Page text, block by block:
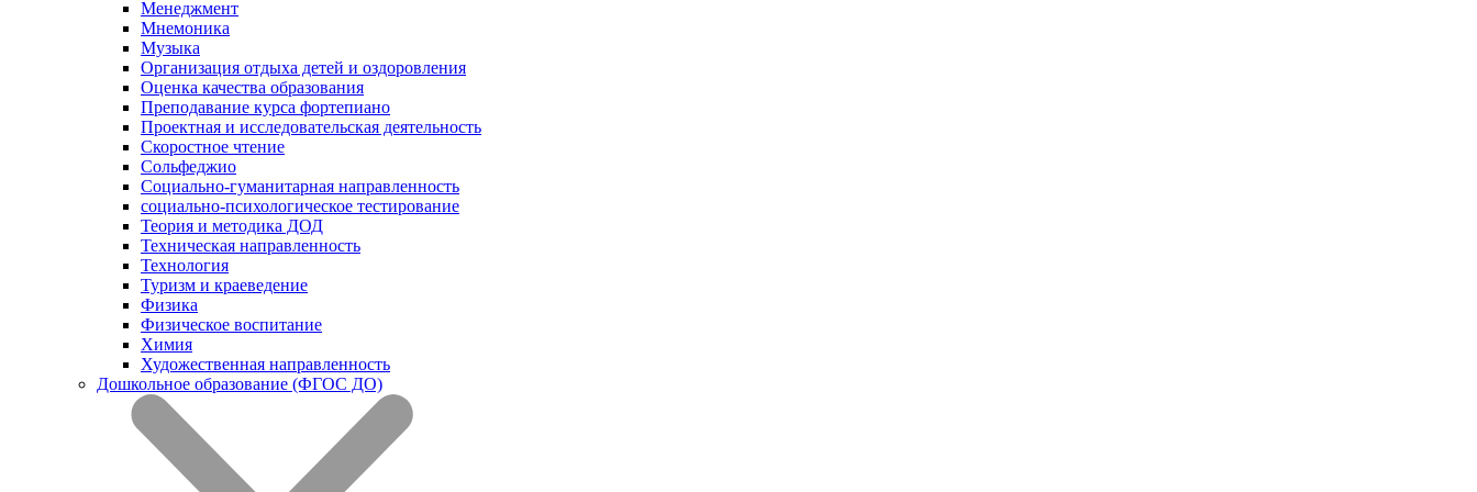
Менеджмент
Мнемоника
Музыка
Организация отдыха детей и оздоровления
Оценка качества образования
Преподавание курса фортепиано
Проектная и исследовательская деятельность
Скоростное чтение
Сольфеджио
Социально-гуманитарная направленность
социально-психологическое тестирование
Теория и методика ДОД
Техническая направленность
Технология
Туризм и краеведение
Физика
Физическое воспитание
Химия
Художественная направленность
Дошкольное образование (ФГОС ДО)